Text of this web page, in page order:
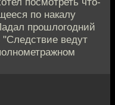
по накалу
прошлогодний
ведут